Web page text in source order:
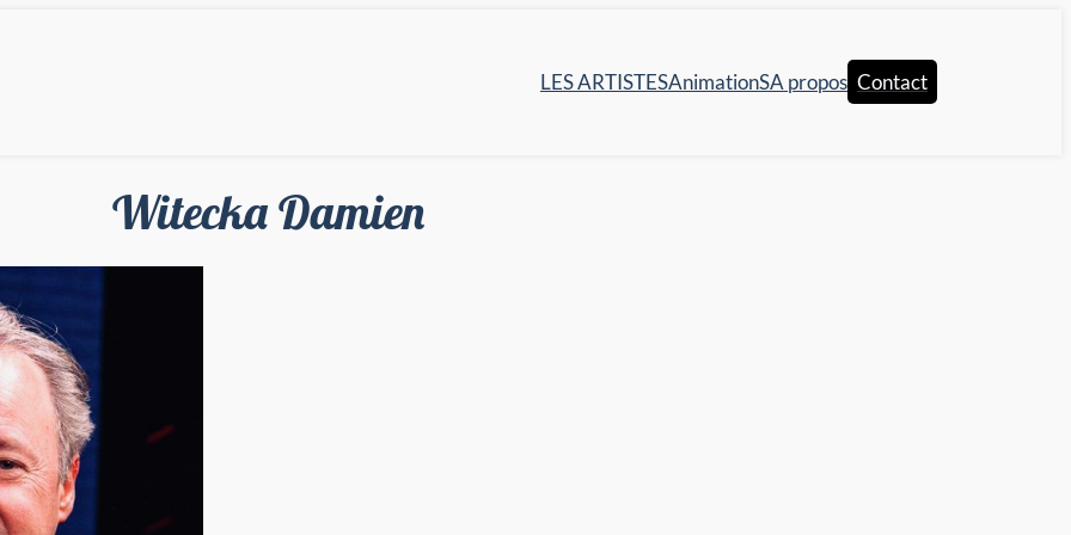
LES ARTISTESAnimationSA propos Contact
Witecka Damien